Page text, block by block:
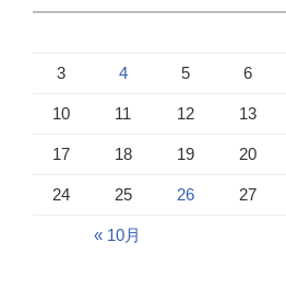
3 4 5 6
10 11 12 13
17 18 19 20
24 25 26 27
« 10月